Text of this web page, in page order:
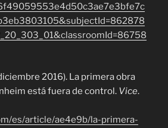
2016). La primera obra
está fuera de control. Vice.
es/article/ae4e9b/la-primera-